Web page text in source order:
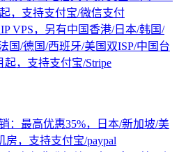
，支持支付宝/微信支付
VPS，另有中国香港/日本/韩国/
国/德国/西班牙/美国双ISP/中国台
起，支持支付宝/Stripe
：最高优惠35%，日本/新加坡/美
房，支持支付宝/paypal